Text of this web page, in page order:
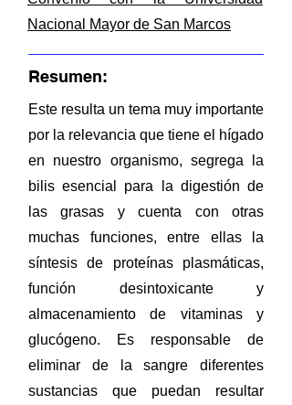
Nacional Mayor de San Marcos
Resumen:
Este resulta un tema muy importante
por la relevancia que tiene el hígado
en nuestro organismo, segrega la
bilis esencial para la digestión de
las grasas y cuenta con otras
muchas funciones, entre ellas la
síntesis de proteínas plasmáticas,
función desintoxicante y
almacenamiento de vitaminas y
glucógeno. Es responsable de
eliminar de la sangre diferentes
sustancias que puedan resultar